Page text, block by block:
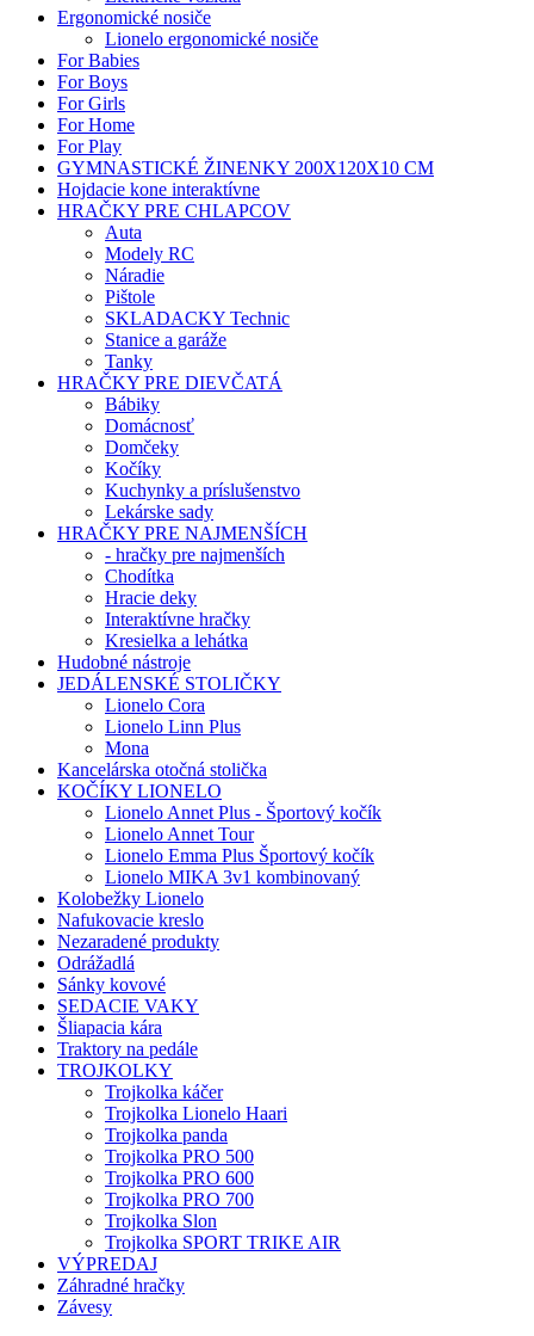
Ergonomické nosiče
Lionelo ergonomické nosiče
For Babies
For Boys
For Girls
For Home
For Play
GYMNASTICKÉ ŽINENKY 200X120X10 CM
Hojdacie kone interaktívne
HRAČKY PRE CHLAPCOV
Auta
Modely RC
Náradie
Pištole
SKLADACKY Technic
Stanice a garáže
Tanky
HRAČKY PRE DIEVČATÁ
Bábiky
Domácnosť
Domčeky
Kočíky
Kuchynky a príslušenstvo
Lekárske sady
HRAČKY PRE NAJMENŠÍCH
- hračky pre najmenších
Chodítka
Hracie deky
Interaktívne hračky
Kresielka a lehátka
Hudobné nástroje
JEDÁLENSKÉ STOLIČKY
Lionelo Cora
Lionelo Linn Plus
Mona
Kancelárska otočná stolička
KOČÍKY LIONELO
Lionelo Annet Plus - Športový kočík
Lionelo Annet Tour
Lionelo Emma Plus Športový kočík
Lionelo MIKA 3v1 kombinovaný
Kolobežky Lionelo
Nafukovacie kreslo
Nezaradené produkty
Odrážadlá
Sánky kovové
SEDACIE VAKY
Šliapacia kára
Traktory na pedále
TROJKOLKY
Trojkolka káčer
Trojkolka Lionelo Haari
Trojkolka panda
Trojkolka PRO 500
Trojkolka PRO 600
Trojkolka PRO 700
Trojkolka Slon
Trojkolka SPORT TRIKE AIR
VÝPREDAJ
Záhradné hračky
Závesy